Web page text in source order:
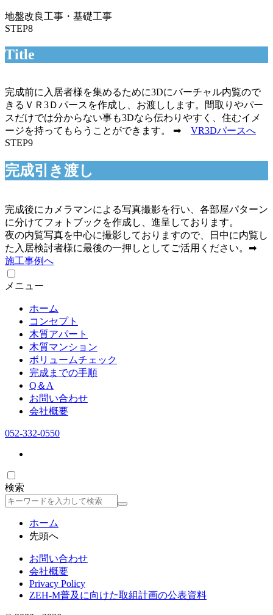
地盤改良工事・基礎工事
STEP8
Title
完成前に入居者様を集めるために3Dにバーチャル内覧ので
きるＶＲ3Ｄパースを作成し、お渡しします。間取りやパー
スだけでは分からない事も3Dなら伝わりやすく、住むイメ
ージを持ってもらうことができます。 ➡ VR3Dパースへ
STEP9
完成引き渡し
完成後にカメラマンによる写真撮影を行い、各部屋パターン
に分けてフォトブックを作成し、進呈しております。
夜の内覧写真を中心に撮影しておりますので、日中に内覧し
た入居検討者様に最後の一押しとしてご活用ください。➡
施工事例へ
メニュー
ホーム
コンセプト
木質アパート
木質マンション
ボリュームチェック
完成までの手順
Q＆A
お問い合わせ
会社概要
052-332-0550
検索
検
ホーム
先頭へ
お問い合わせ
会社概要
Privacy Policy
ZEH-M普及に向けた取組計画の公表資料